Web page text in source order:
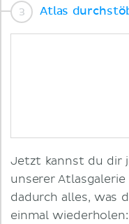
Atlas
Jetzt kannst du dir
unserer
dadurch alles, was
einmal wiederholen: